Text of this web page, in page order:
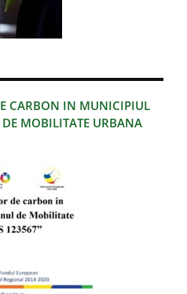
CARBON IN MUNICIPIUL
MOBILITATE URBANA